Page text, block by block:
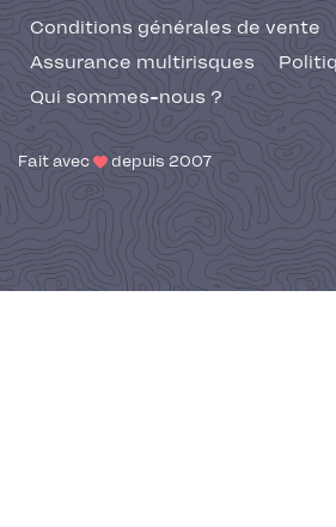
Conditions générales de vente
Assurance multirisques
Qui sommes-nous ?
Fait avec depuis 2007